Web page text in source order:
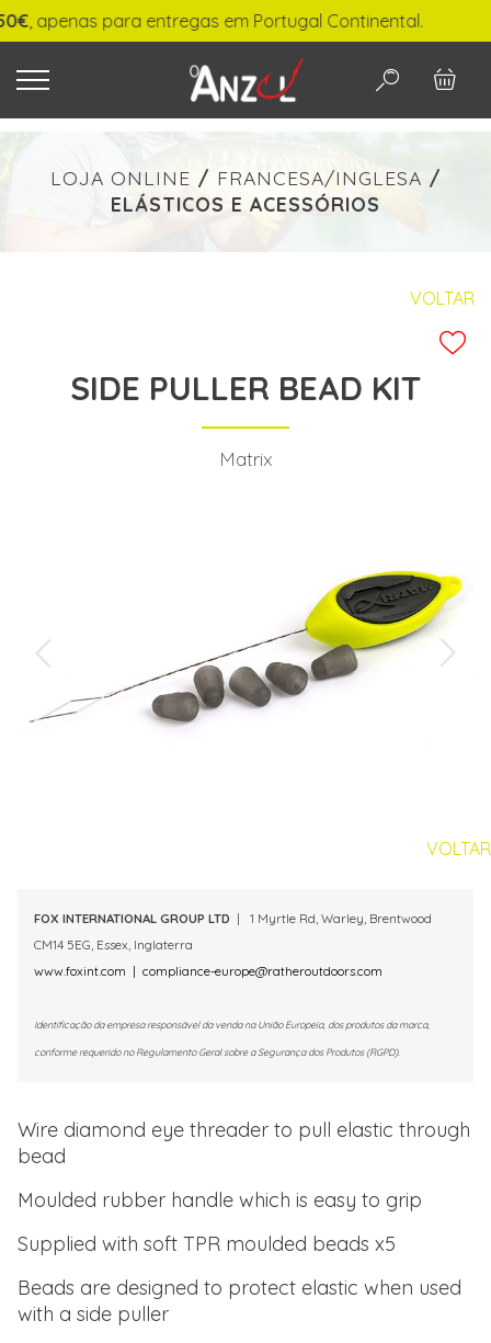
O QUE PROCURA?
-
PESQUISAR
para entregas em Portugal Continental.
LOJA ONLINE / FRANCESA/INGLESA /
ELÁSTICOS E ACESSÓRIOS
VOLTAR
SIDE PULLER BEAD KIT
Matrix
VOLTAR
FOX INTERNATIONAL GROUP LTD | 1 Myrtle Rd, Warley, Brentwood
CM14 5EG, Essex, Inglaterra
www.foxint.com | compliance-europe@ratheroutdoors.com
Identificação da empresa responsável da venda na União Europeia, dos produtos da marca,
conforme requerido no Regulamento Geral sobre a Segurança dos Produtos (RGPD).
Wire diamond eye threader to pull elastic through
bead
Moulded rubber handle which is easy to grip
Supplied with soft TPR moulded beads x5
Beads are designed to protect elastic when used
with a side puller